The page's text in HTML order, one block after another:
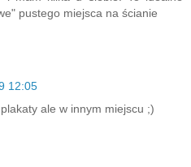
pustego miejsca na ścianie
12:05
ale w innym miejscu ;)